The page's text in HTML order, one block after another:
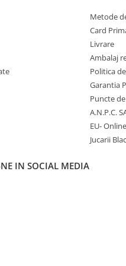
Metode
Card
Livrare
Ambalaj
Politica
Garantia
Puncte
A.N.P.C.
EU-
Jucarii
NE IN SOCIAL MEDIA